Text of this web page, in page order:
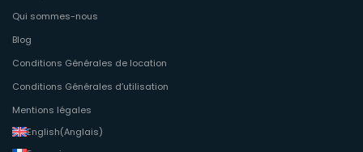
Qui sommes-nous
Blog
Conditions Générales de location
Conditions Générales d’utilisation
Mentions légales
English(Anglais)